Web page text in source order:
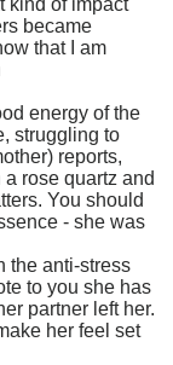
kind of impact
became
that I am
energy of the
struggling to
reports,
rose quartz and
You should
- she was
the anti-stress
to you she has
partner left her.
her feel set